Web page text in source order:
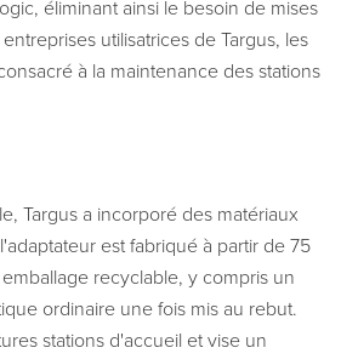
éliminant ainsi le besoin de mises
utilisatrices de Targus, les
à la maintenance des stations
Targus a incorporé des matériaux
est fabriqué à partir de 75
recyclable, y compris un
ordinaire une fois mis au rebut.
stations d'accueil et vise un